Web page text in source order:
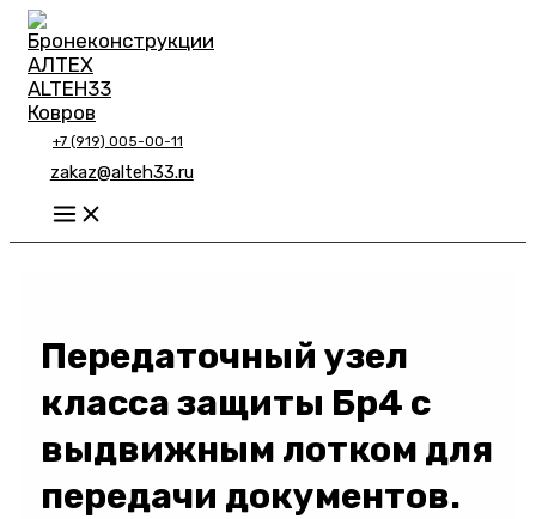
Перейти
содержимому
+7 (919) 005-00-11
zakaz@alteh33.ru
Main
Menu
Передаточный узел
класса защиты Бр4 с
выдвижным лотком для
передачи документов.